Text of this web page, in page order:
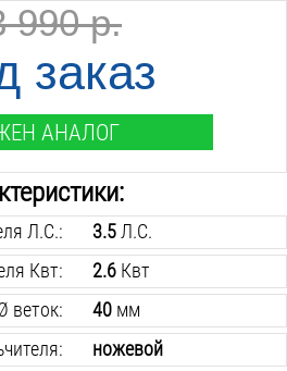
990 р.
заказ
АНАЛОГ
Л.С.: 3.5Л.С.
Квт:
2.6Квт
веток:
40мм
ножевой